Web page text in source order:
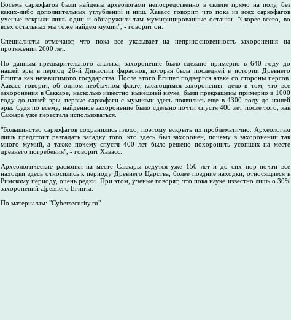
Восемь саркофагов были найдены археологами непосредственно в склепе прямо на полу, без
каких-либо дополнительных углублений и ниш. Хавасс говорит, что пока из всех саркофагов
ученые вскрыли лишь один и обнаружили там мумифицированные останки. "Скорее всего, во
всех остальных мы тоже найдем мумии", - говорит он.
Специалисты отмечают, что пока все указывает на неприкосновенность захоронения на
протяжении 2600 лет.
По данным предварительного анализа, захоронение было сделано примерно в 640 году до
нашей эры в период 26-й Династии фараонов, которая была последней в истории Древнего
Египта как независимого государства. После этого Египет подвергся атаке со стороны персов.
Хавасс говорит, об одном необычном факте, касающимся захоронения: дело в том, что все
захоронения в Саккаре, насколько известно нынешней науке, были прекращены примерно в 1000
году до нашей эры, первые саркофаги с мумиями здесь появились еще в 4300 году до нашей
эры. Судя по всему, найденное захоронение было сделано почти спустя 400 лет после того, как
Саккара уже перестала использоваться.
"Большинство саркофагов сохранились плохо, поэтому вскрыть их проблематично. Археологам
лишь предстоит разгадать загадку того, кто здесь был захоронен, почему в захоронении так
много мумий, а также почему спустя 400 лет было решено похоронить усопших на месте
древнего погребения", - говорит Хавасс.
Археологические раскопки на месте Саккары ведутся уже 150 лет и до сих пор почти все
находки здесь относились к периоду Древнего Царства, более поздние находки, относящиеся к
Римскому периоду, очень редки. При этом, ученые говорят, что пока науке известно лишь о 30%
захоронений Древнего Египта.
По материалам: "Cybersecurity.ru"